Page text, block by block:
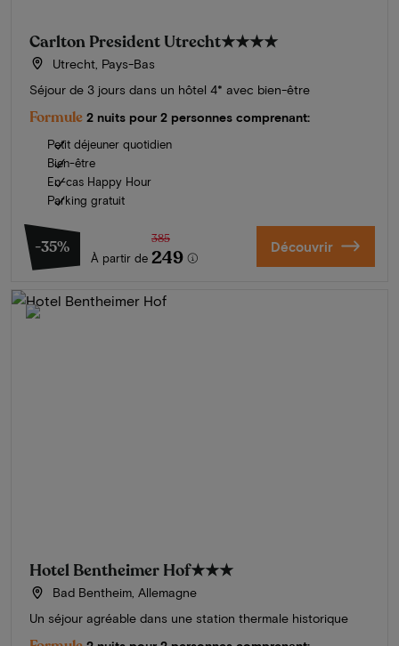
Carlton President Utrecht★★★★
Utrecht, Pays-Bas
Séjour de 3 jours dans un hôtel 4* avec bien-être
Formule 2 nuits pour 2 personnes comprenant:
Petit déjeuner quotidien
Bien-être
En-cas Happy Hour
Parking gratuit
-35%
À partir de
385
249 Découvrir
Hotel Bentheimer Hof★★★
Bad Bentheim, Allemagne
Un séjour agréable dans une station thermale historique